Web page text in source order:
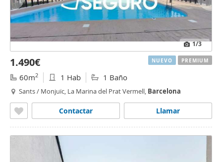
1/3
1.490€
60m2 1 Hab 1 Baño
Sants / Monjuïc, La Marina del Prat Vermell, Barcelona
Llamar
Contactar
NUEVO PREMIUM